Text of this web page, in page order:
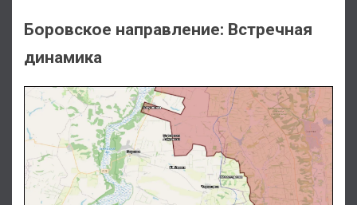
Боровское направление: Встречная
динамика